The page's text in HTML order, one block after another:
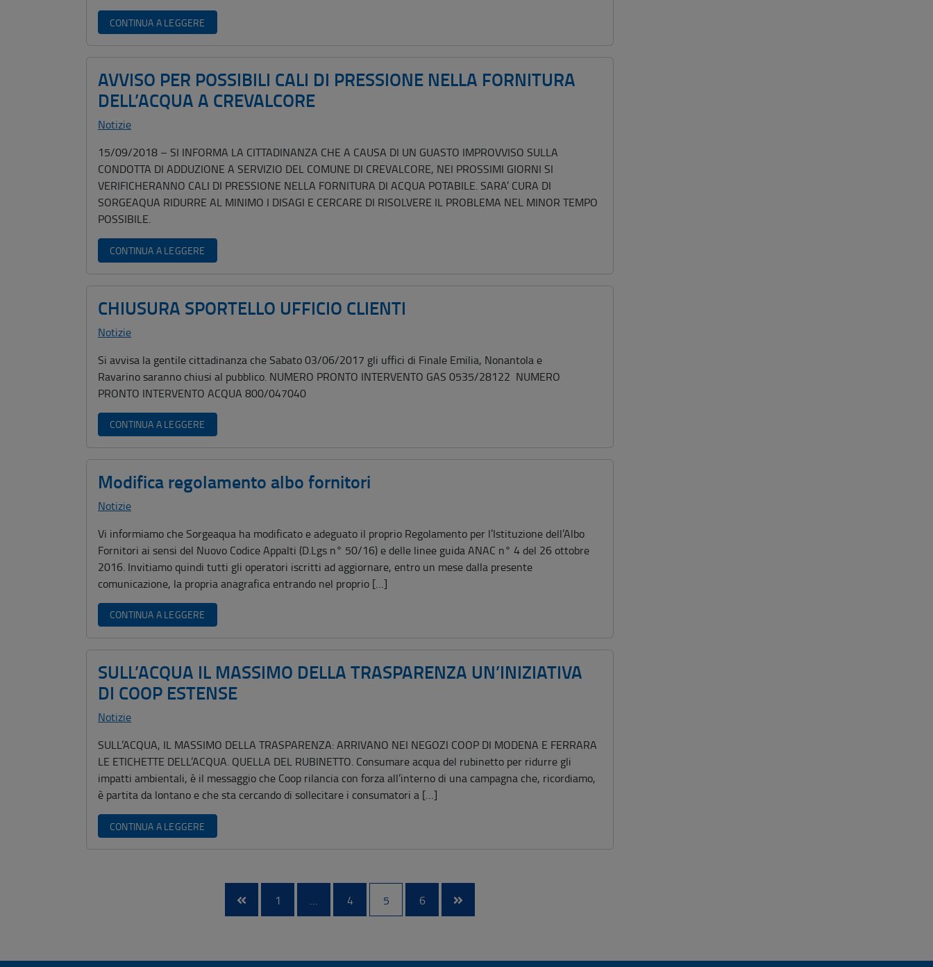
CONTINUA A LEGGERE
AVVISO PER POSSIBILI CALI DI PRESSIONE NELLA FORNITURA
DELL’ACQUA A CREVALCORE
Notizie
15/09/2018 – SI INFORMA LA CITTADINANZA CHE A CAUSA DI UN GUASTO IMPROVVISO SULLA
CONDOTTA DI ADDUZIONE A SERVIZIO DEL COMUNE DI CREVALCORE, NEI PROSSIMI GIORNI SI
VERIFICHERANNO CALI DI PRESSIONE NELLA FORNITURA DI ACQUA POTABILE. SARA’ CURA DI
SORGEAQUA RIDURRE AL MINIMO I DISAGI E CERCARE DI RISOLVERE IL PROBLEMA NEL MINOR TEMPO
POSSIBILE.
CONTINUA A LEGGERE
CHIUSURA SPORTELLO UFFICIO CLIENTI
Notizie
Si avvisa la gentile cittadinanza che Sabato 03/06/2017 gli uffici di Finale Emilia, Nonantola e
Ravarino saranno chiusi al pubblico. NUMERO PRONTO INTERVENTO GAS 0535/28122 NUMERO
PRONTO INTERVENTO ACQUA 800/047040
CONTINUA A LEGGERE
Modifica regolamento albo fornitori
Notizie
Vi informiamo che Sorgeaqua ha modificato e adeguato il proprio Regolamento per l’Istituzione dell’Albo
Fornitori ai sensi del Nuovo Codice Appalti (D.Lgs n° 50/16) e delle linee guida ANAC n° 4 del 26 ottobre
2016. Invitiamo quindi tutti gli operatori iscritti ad aggiornare, entro un mese dalla presente
comunicazione, la propria anagrafica entrando nel proprio […]
CONTINUA A LEGGERE
SULL’ACQUA IL MASSIMO DELLA TRASPARENZA UN’INIZIATIVA
DI COOP ESTENSE
Notizie
SULL’ACQUA, IL MASSIMO DELLA TRASPARENZA: ARRIVANO NEI NEGOZI COOP DI MODENA E FERRARA
LE ETICHETTE DELL’ACQUA. QUELLA DEL RUBINETTO. Consumare acqua del rubinetto per ridurre gli
impatti ambientali, è il messaggio che Coop rilancia con forza all’interno di una campagna che, ricordiamo,
è partita da lontano e che sta cercando di sollecitare i consumatori a […]
CONTINUA A LEGGERE
 1 … 4 5 6 